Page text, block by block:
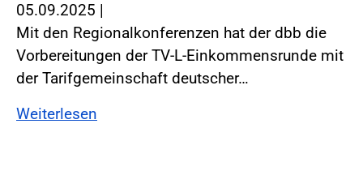
05.09.2025 |
Mit den Regionalkonferenzen hat der dbb die
Vorbereitungen der TV-L-Einkommensrunde mit
der Tarifgemeinschaft deutscher…
Weiterlesen